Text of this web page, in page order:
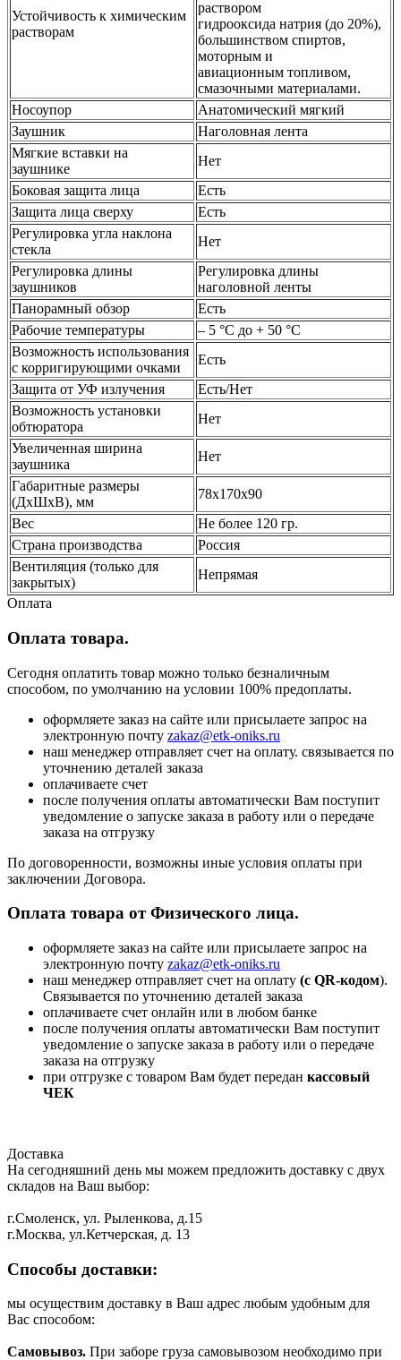
Устойчивость к химическим
растворам
раствором
гидрооксида натрия (до 20%),
большинством спиртов,
моторным и
авиационным топливом,
смазочными материалами.
Носоупор
Анатомический мягкий
Заушник
Наголовная лента
Мягкие вставки на
заушнике
Нет
Боковая защита лица
Есть
Защита лица сверху
Есть
Регулировка угла наклона
стекла
Нет
Регулировка длины
заушников
Регулировка длины
наголовной ленты
Панорамный обзор
Есть
Рабочие температуры
– 5 °С до + 50 °С
Возможность использования
с корригирующими очками
Есть
Защита от УФ излучения
Есть/Нет
Возможность установки
обтюратора
Нет
Увеличенная ширина
заушника
Нет
Габаритные размеры
(ДхШхВ), мм
78х170х90
Вес
Не более 120 гр.
Страна производства
Россия
Вентиляция (только для
закрытых)
Непрямая
Оплата
Оплата товара.
Сегодня оплатить товар можно только безналичным
способом, по умолчанию на условии 100% предоплаты.
оформляете заказ на сайте или присылаете запрос на
электронную почту zakaz@etk-oniks.ru
наш менеджер отправляет счет на оплату. связывается по
уточнению деталей заказа
оплачиваете счет
после получения оплаты автоматически Вам поступит
уведомление о запуске заказа в работу или о передаче
заказа на отгрузку
По договоренности, возможны иные условия оплаты при
заключении Договора.
Оплата товара от Физического лица.
оформляете заказ на сайте или присылаете запрос на
электронную почту zakaz@etk-oniks.ru
наш менеджер отправляет счет на оплату (с QR-кодом).
Связывается по уточнению деталей заказа
оплачиваете счет онлайн или в любом банке
после получения оплаты автоматически Вам поступит
уведомление о запуске заказа в работу или о передаче
заказа на отгрузку
при отгрузке с товаром Вам будет передан кассовый
ЧЕК
Доставка
На сегодняшний день мы можем предложить доставку с двух
складов на Ваш выбор:
г.Смоленск, ул. Рыленкова, д.15
г.Москва, ул.Кетчерская, д. 13
Способы доставки:
мы осуществим доставку в Ваш адрес любым удобным для
Вас способом:
Самовывоз. При заборе груза самовывозом необходимо при